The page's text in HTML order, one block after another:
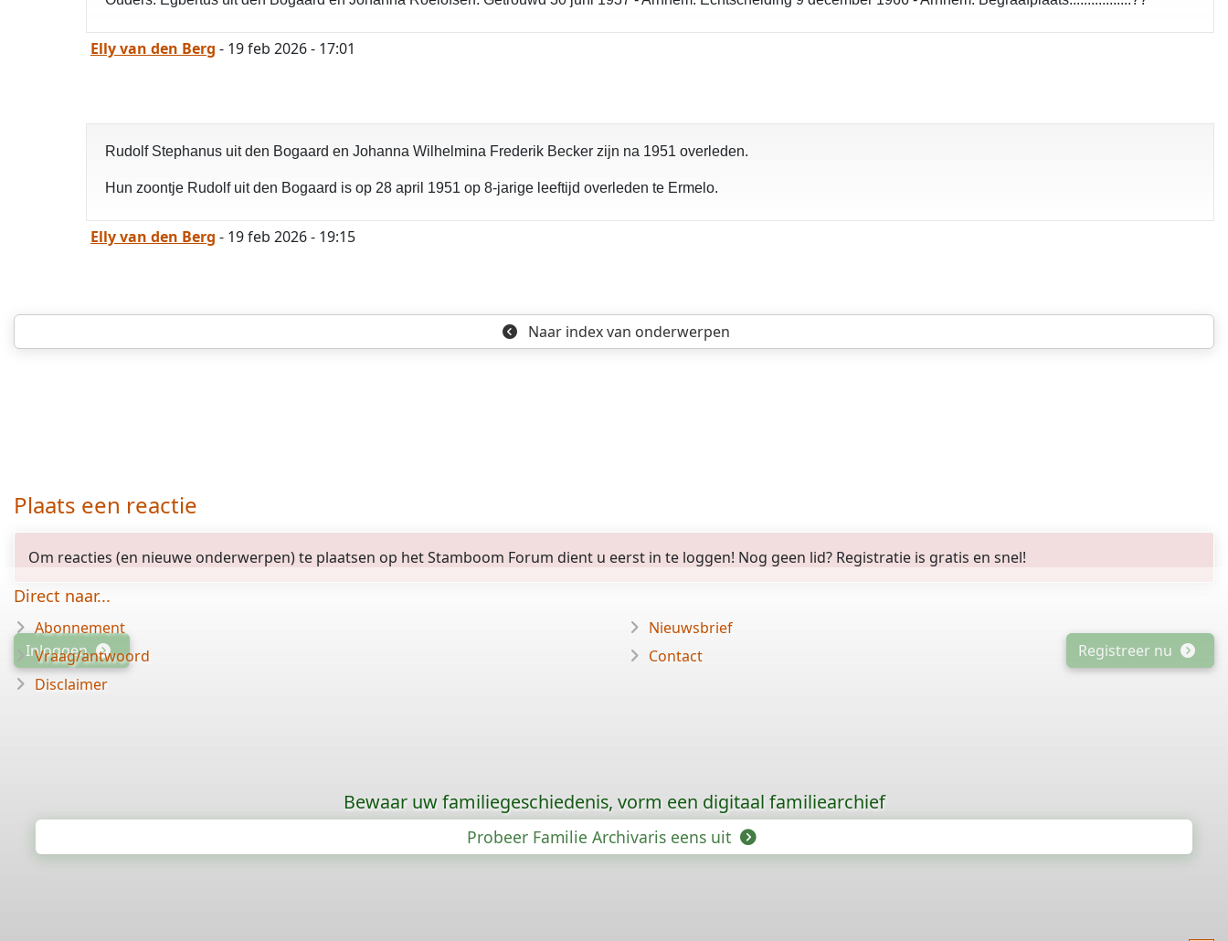
Elly van den Berg - 19 feb 2026 - 17:01
Rudolf Stephanus uit den Bogaard en Johanna Wilhelmina Frederik Becker zijn na 1951 overleden.
Hun zoontje Rudolf uit den Bogaard is op 28 april 1951 op 8-jarige leeftijd overleden te Ermelo.
Elly van den Berg - 19 feb 2026 - 19:15
Naar indexvan onderwerpen
Plaats een reactie
Om reacties (en nieuwe onderwerpen) te plaatsen op het Stamboom Forum dient u eerst in te loggen! Nog geen lid? Registratie is gratis en snel!
Inloggen Registreer nu
Direct naar...
Abonnement
Vraag/antwoord
Disclaimer
Nieuwsbrief
Contact
Bewaar uw familiegeschiedenis, vorm een digitaal familiearchief
Probeer Familie Archivaris eens uit